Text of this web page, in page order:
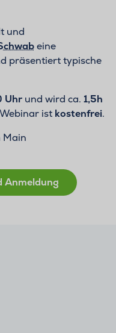
und
eine
präsentiert typische
Uhr und wird ca. 1,5h
ist kostenfrei.
Main
Anmeldung